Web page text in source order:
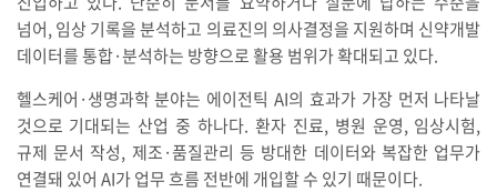
넘어, 임상 기록을 분석하고 의료진의 의사결정을 지원하며 신약개발
데이터를 통합·분석하는 방향으로 활용 범위가 확대되고 있다.
헬스케어·생명과학 분야는 에이전틱 AI의 효과가 가장 먼저 나타날
것으로 기대되는 산업 중 하나다. 환자 진료, 병원 운영, 임상시험,
규제 문서 작성, 제조·품질관리 등 방대한 데이터와 복잡한 업무가
연결돼 있어 AI가 업무 흐름 전반에 개입할 수 있기 때문이다.